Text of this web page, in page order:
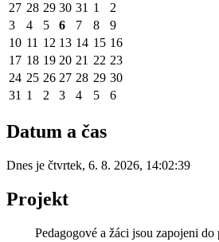
27 28 29 30 31 1
2
3
4 5 6 7 8
9
10 11 12 13 14 15 16
17 18 19 20 21 22 23
24 25 26 27 28 29 30
31 1 2 3 4 5 6
Datum a čas
Dnes je čtvrtek, 6. 8. 2026, 14:02:39
Projekt
Pedagogové a žáci jsou zapojeni